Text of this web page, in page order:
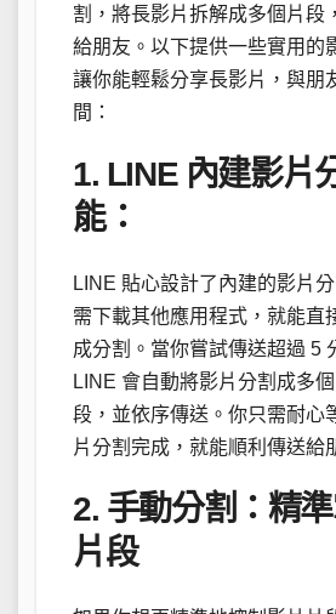
割，將長影片拆解成多個片段
給朋友。以下提供一些實用的
讓你能輕鬆分享長影片，與朋
間：
1. LINE 內建影片
能：
LINE 貼心設計了內建的影片
需下載其他應用程式，就能直
成分割。當你嘗試傳送超過 5
LINE 會自動將影片分割成多
段，並依序傳送。你只需耐心
片分割完成，就能順利傳送給
2. 手動分割：精
片段